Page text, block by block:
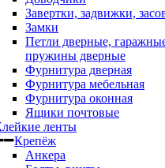
Завертки, задвижки,
Замки
Петли дверные,
пружины дверные
Фурнитура дверная
Фурнитура мебельная
Фурнитура оконная
Ящики почтовые
ленты
Крепёж
Анкера